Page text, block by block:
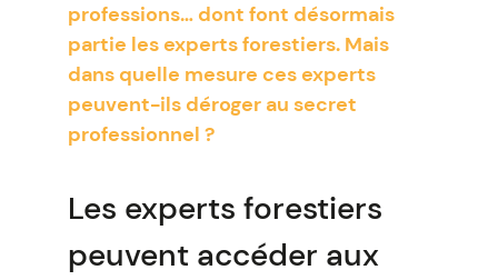
professions… dont font désormais
partie les experts forestiers. Mais
dans quelle mesure ces experts
peuvent-ils déroger au secret
professionnel ?
Les experts forestiers
peuvent accéder aux